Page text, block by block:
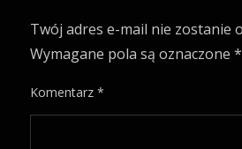
Twój adres e-mail nie zostanie
Wymagane pola są oznaczone*
Komentarz*